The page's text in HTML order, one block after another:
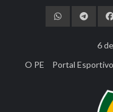
6
O PE
Portal